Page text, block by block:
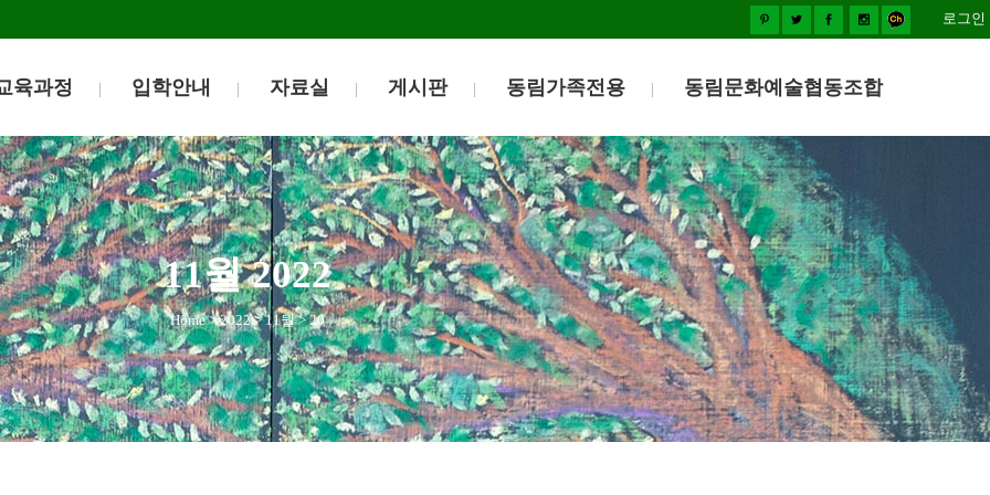
로그인
육과정 입학안내 자료실 게시판 동림가족전용 동림문화예술협동조합
11월 2022
Home>2022>11월>20